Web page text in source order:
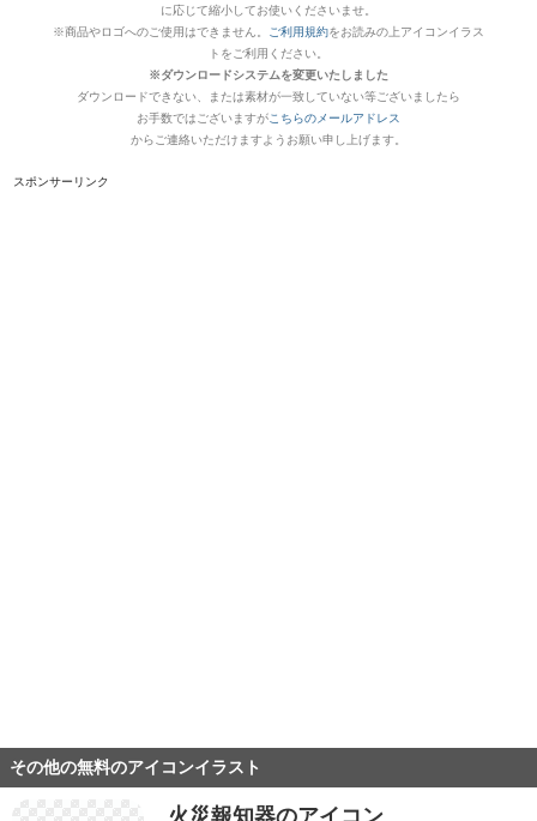
に応じて縮小してお使いくださいませ。
※商品やロゴへのご使用はできません。
ご利用規約をお読みの上アイコンイラス
トをご利用ください。
※ダウンロードシステムを変更いたしました
ダウンロードできない、または素材が一致していない等ございましたら
お手数ではございますがこちらのメールアドレス
からご連絡いただけますようお願い申し上げます。
スポンサーリンク
その他の無料のアイコンイラスト
火災報知器のアイコン